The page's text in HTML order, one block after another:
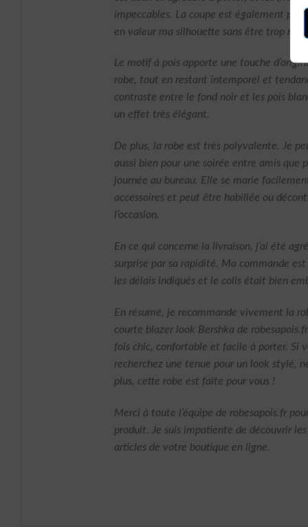
impeccables. La coupe est également
en valeur ma silhouette sans être trop
Le motif à pois apporte une touche
robe, tout en restant intemporel et
contraste entre le fond noir et les pois
un effet très élégant.
De plus, la robe est très polyvalente. Je
aussi bien pour une soirée entre amis que
journée au bureau. Elle se marie
accessoires et peut être habillée ou
l’occasion.
En ce qui concerne la livraison, j’ai été
surprise par sa rapidité. Ma commande est
les délais indiqués et le colis était bien
En résumé, je recommande vivement la
courte blazer look Bershka de
fois chic, confortable et facile à porter. Si
recherchez une tenue pour un look stylé,
plus, cette robe est faite pour vous !
Merci à toute l’équipe de robesapois.fr
produit. Je suis impatiente de découvrir
articles de votre boutique en ligne.